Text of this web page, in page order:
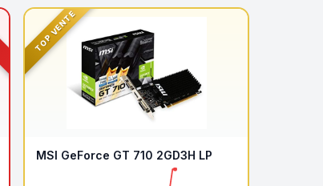
TOP VENTE
MSI GeForce GT 710 2GD3H LP